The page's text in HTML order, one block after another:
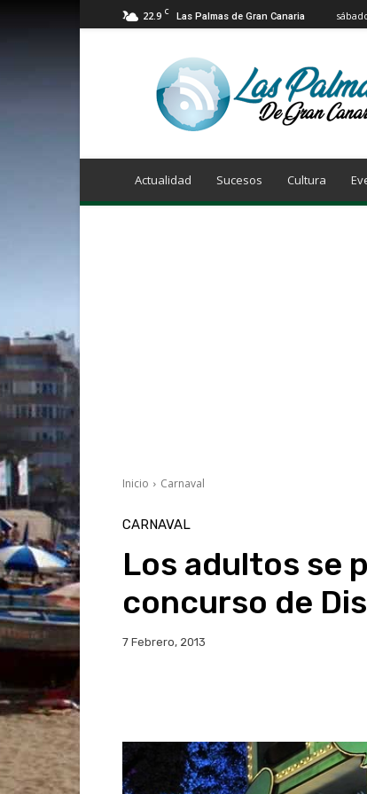
22.9 C Las Palmas de Gran Canaria
Las
Palmas
de
Canaria
Actualidad Sucesos Cultura
Inicio Carnaval
CARNAVAL
Los adultos se
concurso de
7 Febrero, 2013